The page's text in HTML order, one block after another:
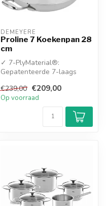
DEMEYERE
Proline 7 Koekenpan 28
cm
✓ 7-PlyMaterial®:
Gepatenteerde 7-laags
voor een ong...
€239,00 €209,00
Op voorraad